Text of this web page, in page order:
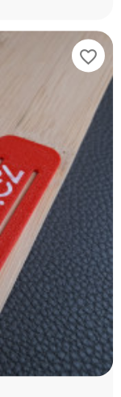
favorite_border